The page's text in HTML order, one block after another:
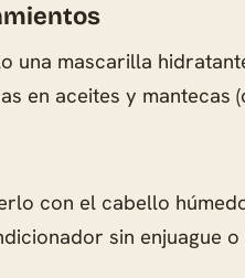
una mascarilla
en aceites y
con el cabello
sin enjuague